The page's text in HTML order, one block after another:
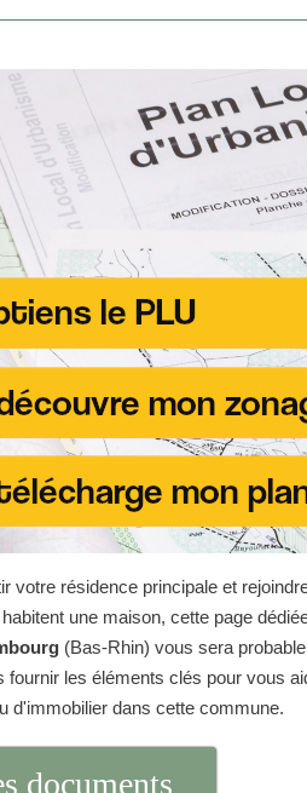
votre résidence principale et
une maison, cette page
(Bas-Rhin) vous sera
fournir les éléments clés pour vous
d'immobilier dans cette commune.
documents